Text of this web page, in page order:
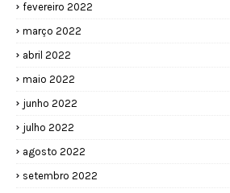
fevereiro 2022
março 2022
abril 2022
maio 2022
junho 2022
julho 2022
agosto 2022
setembro 2022